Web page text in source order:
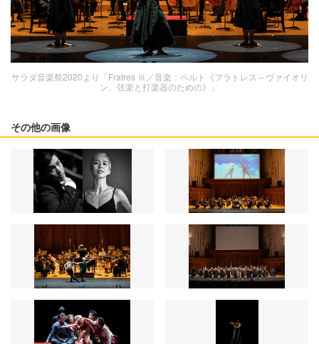
サラダ音楽祭2020より「Fratres Ⅲ／音楽：ペルト《フラトレス～ヴァイオリ
ン、弦楽と打楽器のための》」
その他の画像